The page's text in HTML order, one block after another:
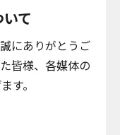
て
にありがとうご
皆様、各媒体の
す。